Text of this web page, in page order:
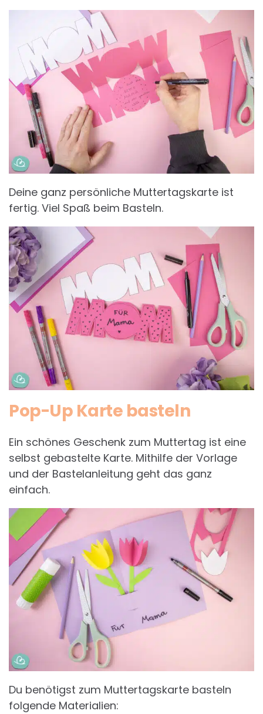
Deine ganz persönliche Muttertagskarte ist
fertig. Viel Spaß beim Basteln.
Pop-Up Karte basteln
Ein schönes Geschenk zum Muttertag ist eine
selbst gebastelte Karte. Mithilfe der Vorlage
und der Bastelanleitung geht das ganz
einfach.
Du benötigst zum Muttertagskarte basteln
folgende Materialien: